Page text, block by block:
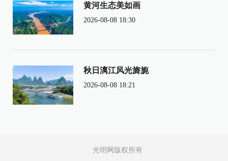
黄河生态美如画
2026-08-08 18:30
秋日漓江风光旖旎
2026-08-08 18:21
光明网版权所有